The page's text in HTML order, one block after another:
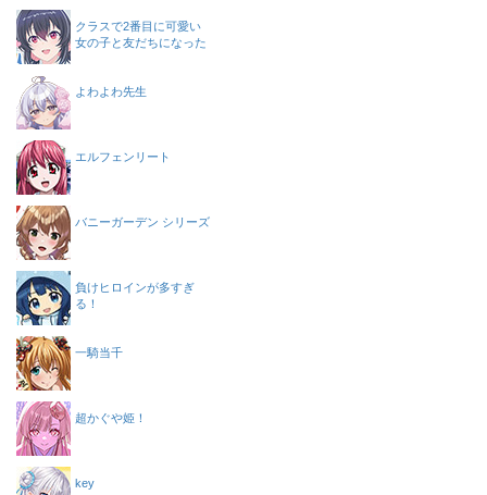
クラスで2番目に可愛い
女の子と友だちになった
よわよわ先生
エルフェンリート
バニーガーデン シリーズ
負けヒロインが多すぎ
る！
一騎当千
超かぐや姫！
key